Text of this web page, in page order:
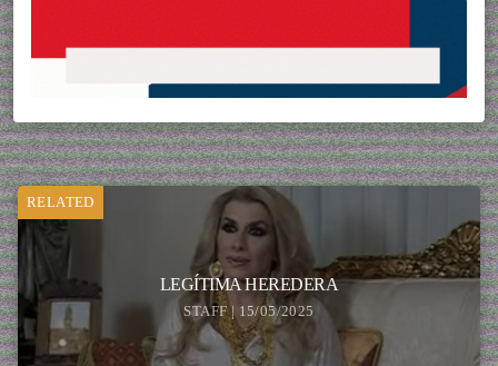
RELATED
LEGÍTIMA HEREDERA
STAFF | 15/05/2025